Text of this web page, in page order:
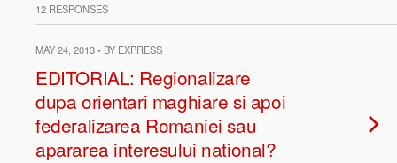
12 RESPONSES
MAY 24, 2013 • BY EXPRESS
EDITORIAL: Regionalizare
dupa orientari maghiare si apoi
federalizarea Romaniei sau
apararea interesului national?